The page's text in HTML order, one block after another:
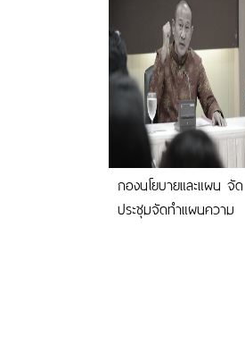
กองนโยบายและแผน จัด
ประชุมจัดทำแผนความ